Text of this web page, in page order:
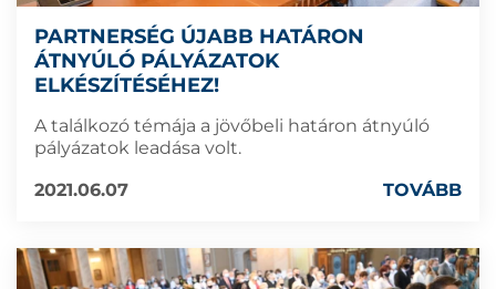
PARTNERSÉG ÚJABB HATÁRON
ÁTNYÚLÓ PÁLYÁZATOK
ELKÉSZÍTÉSÉHEZ!
A találkozó témája a jövőbeli határon átnyúló
pályázatok leadása volt.
2021.06.07
TOVÁBB